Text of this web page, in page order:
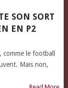
SON SORT
EN P2
le football
Mais non,